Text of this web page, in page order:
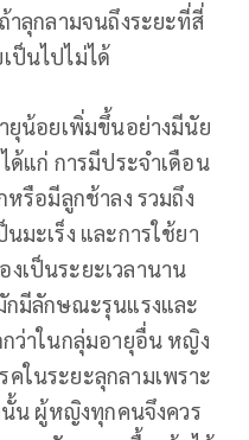
าลุกลามจนถึงระยะที่สี่
ป็นไปไม่ได้
ยุน้อยเพิ่มขึ้นอย่างมีนัย
ด้แก่ การมีประจำเดือน
หรือมีลูกช้าลง รวมถึง
มะเร็ง และการใช้ยา
เป็นระยะเวลานาน
กมีลักษณะรุนแรงและ
กว่าในกลุ่มอายุอื่น หญิง
ในระยะลุกลามเพราะ
นั้น ผู้หญิงทุกคนจึงควร